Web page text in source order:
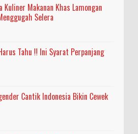
Kuliner Makanan Khas Lamongan
Selera
Tahu !! Ini Syarat Perpanjang
Cantik Indonesia Bikin Cewek